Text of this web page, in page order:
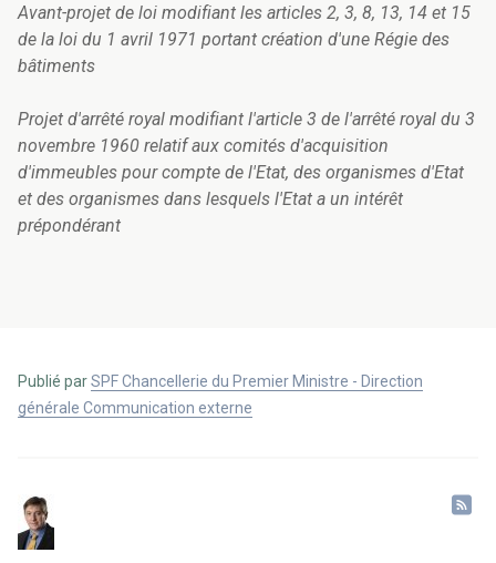
Avant-projet de loi modifiant les articles 2, 3, 8, 13, 14 et 15
de la loi du 1 avril 1971 portant création d'une Régie des
bâtiments
Projet d'arrêté royal modifiant l'article 3 de l'arrêté royal du 3
novembre 1960 relatif aux comités d'acquisition
d'immeubles pour compte de l'Etat, des organismes d'Etat
et des organismes dans lesquels l'Etat a un intérêt
prépondérant
Publié parSPF Chancellerie du Premier Ministre - Direction
générale Communication externe